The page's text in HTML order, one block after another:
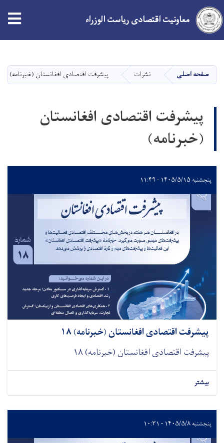
main
content
معاونیت اقتصادی ریاست الوزراء
صفحه اصلی نشرات پیشرفت اقتصادی افغانستان (خبرنامه)
پیشرفت اقتصادی افغانستان
(خبرنامه)
پنجشنبه ۱۴۰۵/۵/۱۵ - ۱۱:۴۹
پیشرفت اقتصادی افغانستان (خبرنامه) ۱۸
پیشرفت اقتصادی افغانستان (خبرنامه) ۱۸
بیشتر
پنجشنبه ۱۴۰۵/۵/۸ - ۱۰:۳۱